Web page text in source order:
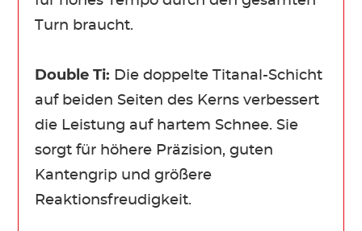
Turn braucht.
Double Ti: Die doppelte Titanal-Schicht
auf beiden Seiten des Kerns verbessert
die Leistung auf hartem Schnee. Sie
sorgt für höhere Präzision, guten
Kantengrip und größere
Reaktionsfreudigkeit.